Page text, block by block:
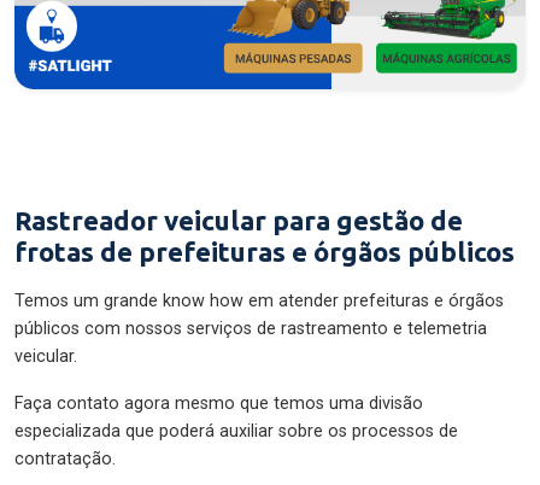
Rastreador veicular para gestão de
frotas de prefeituras e órgãos públicos
Temos um grande know how em atender prefeituras e órgãos
públicos com nossos serviços de rastreamento e telemetria
veicular.
Faça contato agora mesmo que temos uma divisão
especializada que poderá auxiliar sobre os processos de
contratação.